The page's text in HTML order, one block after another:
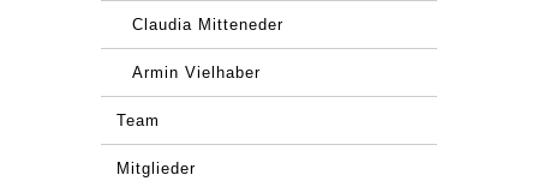
Claudia Mitteneder
Armin Vielhaber
Team
Mitglieder